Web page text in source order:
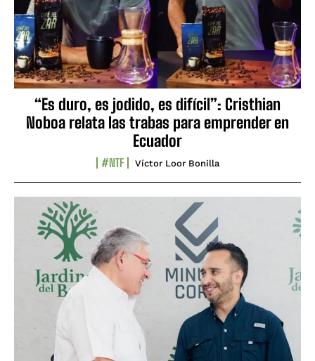
“Es duro, es jodido, es difícil”: Cristhian
Noboa relata las trabas para emprender en
Ecuador
#NTF Víctor Loor Bonilla